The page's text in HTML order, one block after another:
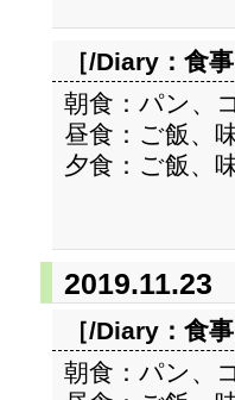
［/Diary： 食
朝食：パン、
昼食：ご飯、
夕食：ご飯、
2019.11.23
［/Diary： 食
朝食：パン、